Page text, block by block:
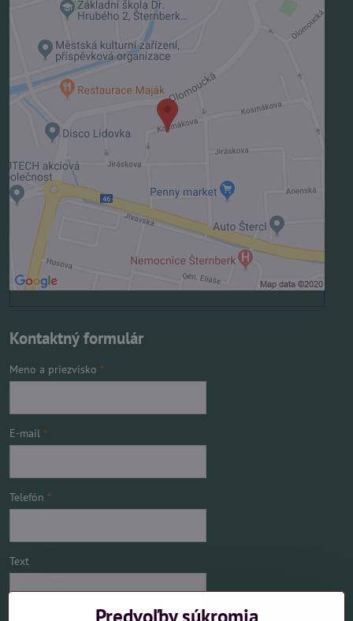
Externý obsah je blokovaný Voľbami
súkromia
Prajete si načítať externý obsah?
Povoliť tentokrát
Povoliť a zapamätať - súhlas s druhom cookie:
Funkčné
Otvoriť obsah v novom okne
Kontaktný formulár
Meno a priezvisko *
E-mail *
Telefón *
Text